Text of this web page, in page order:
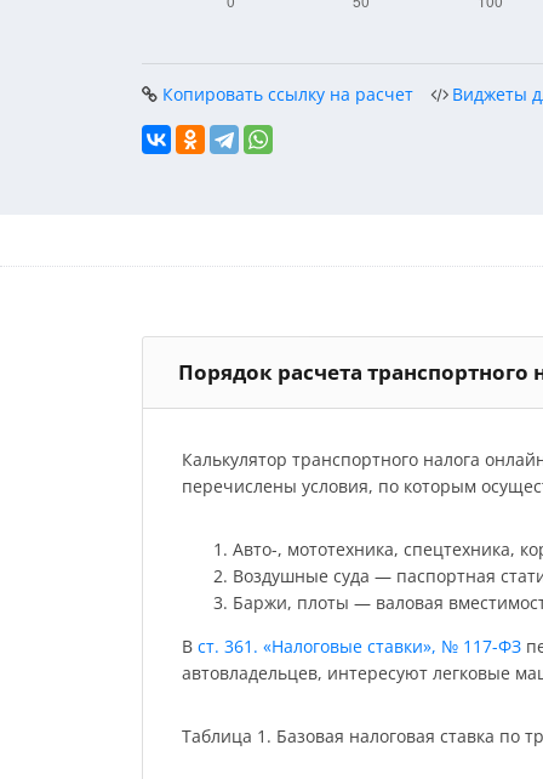
Копировать ссылку на расчет Виджеты
Порядок расчета транспортного
Калькулятор транспортного налога
перечислены условия, по которым
Авто-, мототехника, спецтехника,
Воздушные суда — паспортная
Баржи, плоты — валовая
В ст. 361. «Налоговые ставки», № 117-ФЗ
автовладельцев, интересуют легковые
Таблица 1. Базовая налоговая ставка по